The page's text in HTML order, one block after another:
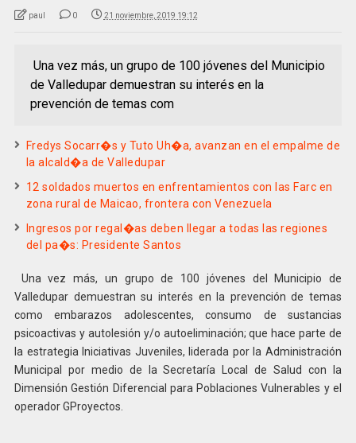
paul 0 21 noviembre, 2019 19:12
Una vez más, un grupo de 100 jóvenes del Municipio
de Valledupar demuestran su interés en la
prevención de temas com
Fredys Socarr�s y Tuto Uh�a, avanzan en el empalme de
la alcald�a de Valledupar
12 soldados muertos en enfrentamientos con las Farc en
zona rural de Maicao, frontera con Venezuela
Ingresos por regal�as deben llegar a todas las regiones
del pa�s: Presidente Santos
Una vez más, un grupo de 100 jóvenes del Municipio de
Valledupar demuestran su interés en la prevención de temas
como embarazos adolescentes, consumo de sustancias
psicoactivas y autolesión y/o autoeliminación; que hace parte de
la estrategia Iniciativas Juveniles, liderada por la Administración
Municipal por medio de la Secretaría Local de Salud con la
Dimensión Gestión Diferencial para Poblaciones Vulnerables y el
operador GProyectos.